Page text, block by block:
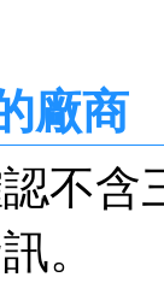
廠商
不含
。